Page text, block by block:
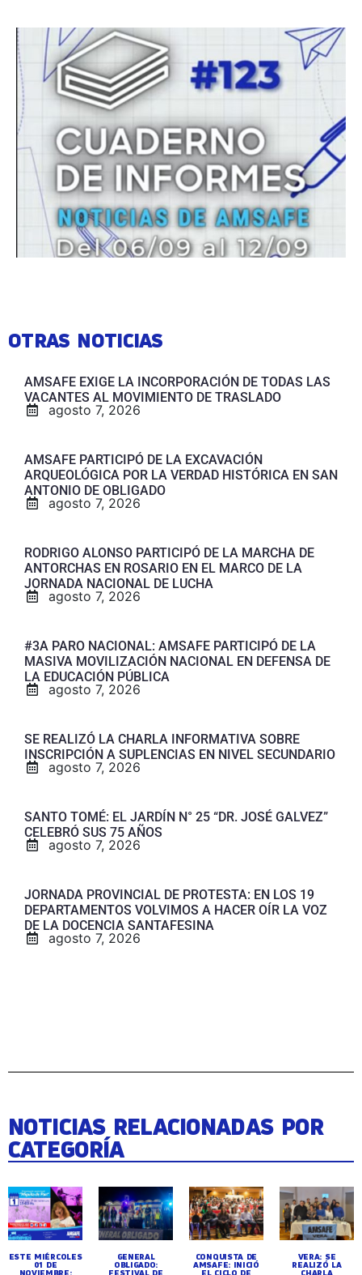
OTRAS NOTICIAS
AMSAFE EXIGE LA INCORPORACIÓN DE TODAS LAS
VACANTES AL MOVIMIENTO DE TRASLADO
agosto 7, 2026
AMSAFE PARTICIPÓ DE LA EXCAVACIÓN
ARQUEOLÓGICA POR LA VERDAD HISTÓRICA EN SAN
ANTONIO DE OBLIGADO
agosto 7, 2026
RODRIGO ALONSO PARTICIPÓ DE LA MARCHA DE
ANTORCHAS EN ROSARIO EN EL MARCO DE LA
JORNADA NACIONAL DE LUCHA
agosto 7, 2026
#3A PARO NACIONAL: AMSAFE PARTICIPÓ DE LA
MASIVA MOVILIZACIÓN NACIONAL EN DEFENSA DE
LA EDUCACIÓN PÚBLICA
agosto 7, 2026
SE REALIZÓ LA CHARLA INFORMATIVA SOBRE
INSCRIPCIÓN A SUPLENCIAS EN NIVEL SECUNDARIO
agosto 7, 2026
SANTO TOMÉ: EL JARDÍN N° 25 “DR. JOSÉ GALVEZ”
CELEBRÓ SUS 75 AÑOS
agosto 7, 2026
JORNADA PROVINCIAL DE PROTESTA: EN LOS 19
DEPARTAMENTOS VOLVIMOS A HACER OÍR LA VOZ
DE LA DOCENCIA SANTAFESINA
agosto 7, 2026
NOTICIAS RELACIONADAS POR
CATEGORÍA
ESTE MIÉRCOLES
01 DE
NOVIEMBRE:
GENERAL
OBLIGADO:
FESTIVAL DE
CONQUISTA DE
AMSAFE: INICIÓ
EL CICLO DE
VERA: SE
REALIZÓ LA
CHARLA